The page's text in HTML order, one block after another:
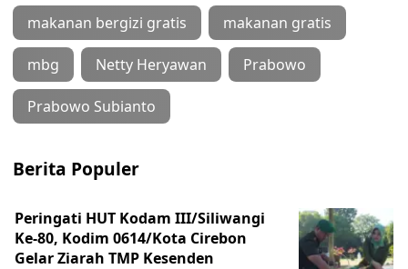
makanan bergizi gratis makanan gratis
mbg Netty Heryawan Prabowo
Prabowo Subianto
Berita Populer
Peringati HUT Kodam III/Siliwangi
Ke-80, Kodim 0614/Kota Cirebon
Gelar Ziarah TMP Kesenden